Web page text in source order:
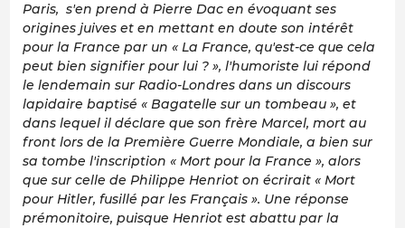
Paris, s'en prend à Pierre Dac en évoquant ses
origines juives et en mettant en doute son intérêt
pour la France par un « La France, qu'est-ce que cela
peut bien signifier pour lui ? », l'humoriste lui répond
le lendemain sur Radio-Londres dans un discours
lapidaire baptisé « Bagatelle sur un tombeau », et
dans lequel il déclare que son frère Marcel, mort au
front lors de la Première Guerre Mondiale, a bien sur
sa tombe l'inscription « Mort pour la France », alors
que sur celle de Philippe Henriot on écrirait « Mort
pour Hitler, fusillé par les Français ». Une réponse
prémonitoire, puisque Henriot est abattu par la